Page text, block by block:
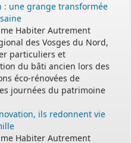
: une grange transformée
Habiter Autrement
des Vosges du Nord,
particuliers et
du bâti ancien lors des
éco-rénovées de
journées du patrimoine
ils redonnent vie
Habiter Autrement